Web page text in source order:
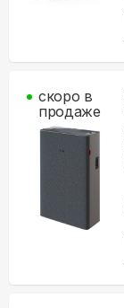
скоро в
продаже